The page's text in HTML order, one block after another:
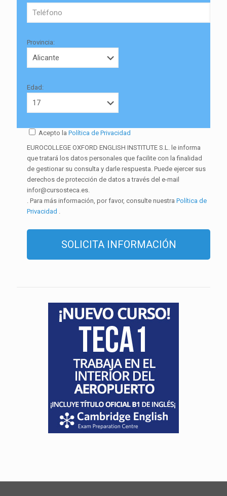
Provincia:
Edad:
Acepto la Política de Privacidad
EUROCOLLEGE OXFORD ENGLISH INSTITUTE S.L. le informa
que tratará los datos personales que facilite con la finalidad
de gestionar su consulta y darle respuesta. Puede ejercer sus
derechos de protección de datos a través del e-mail
infor@cursosteca.es.
. Para más información, por favor, consulte nuestra Política de
Privacidad